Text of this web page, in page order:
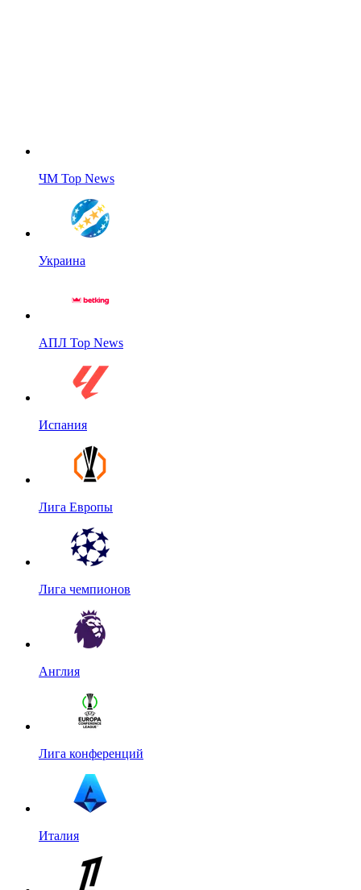
ЧМ Top News
Украина
АПЛ Top News
Испания
Лига Европы
Лига чемпионов
Англия
Лига конференций
Италия